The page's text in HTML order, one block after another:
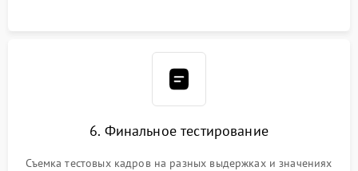
6. Финальное тестирование
Съемка тестовых кадров на разных выдержках и значениях